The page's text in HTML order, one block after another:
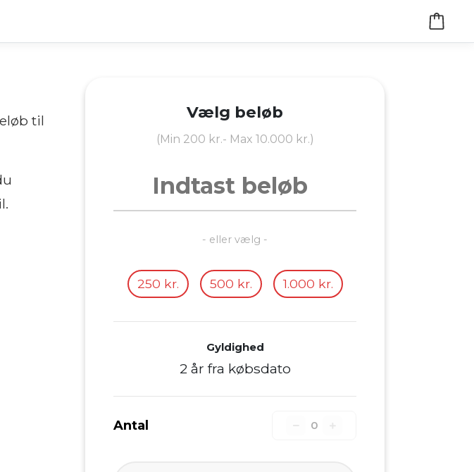
til
Vælg beløb
(Min 200 kr.- Max 10.000 kr.)
- eller vælg -
250 kr. 500 kr. 1.000 kr.
Gyldighed
2 år fra købsdato
Antal 0